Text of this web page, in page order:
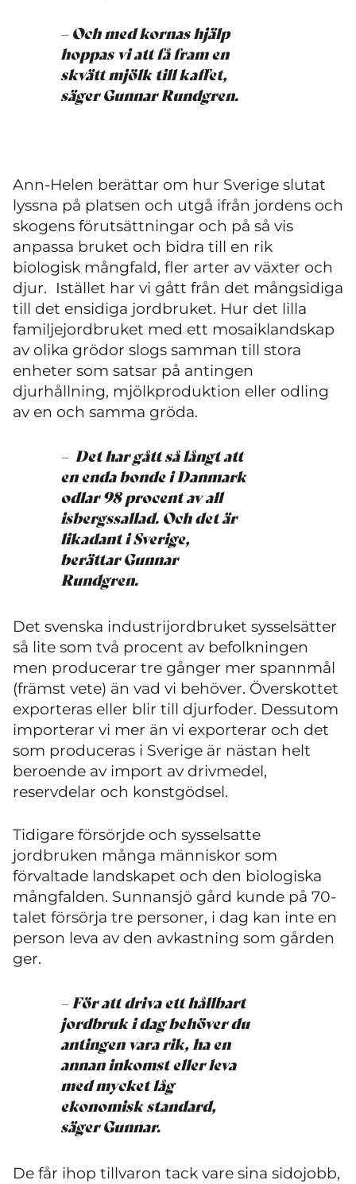
– Och med kornas hjälp
hoppas vi att få fram en
skvätt mjölk till kaffet,
säger Gunnar Rundgren.
Ann-Helen berättar om hur Sverige slutat
lyssna på platsen och utgå ifrån jordens och
skogens förutsättningar och på så vis
anpassa bruket och bidra till en rik
biologisk mångfald, fler arter av växter och
djur. Istället har vi gått från det mångsidiga
till det ensidiga jordbruket. Hur det lilla
familjejordbruket med ett mosaiklandskap
av olika grödor slogs samman till stora
enheter som satsar på antingen
djurhållning, mjölkproduktion eller odling
av en och samma gröda.
– Det har gått så långt att
en enda bonde i Danmark
odlar 98 procent av all
isbergssallad. Och det är
likadant i Sverige,
berättar Gunnar
Rundgren.
Det svenska industrijordbruket sysselsätter
så lite som två procent av befolkningen
men producerar tre gånger mer spannmål
(främst vete) än vad vi behöver. Överskottet
exporteras eller blir till djurfoder. Dessutom
importerar vi mer än vi exporterar och det
som produceras i Sverige är nästan helt
beroende av import av drivmedel,
reservdelar och konstgödsel.
Tidigare försörjde och sysselsatte
jordbruken många människor som
förvaltade landskapet och den biologiska
mångfalden. Sunnansjö gård kunde på 70-
talet försörja tre personer, i dag kan inte en
person leva av den avkastning som gården
ger.
– För att driva ett hållbart
jordbruk i dag behöver du
antingen vara rik, ha en
annan inkomst eller leva
med mycket låg
ekonomisk standard,
säger Gunnar.
De får ihop tillvaron tack vare sina sidojobb,